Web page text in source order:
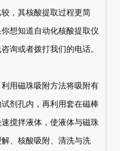
，其核酸提取过程更简
想知道自动化核酸提取仪
询或者拨打我们的电话。
磁珠吸附方法将吸附有
剂孔内，再利用套在磁棒
搅拌液体，使液体与磁珠
、核酸吸附、清洗与洗